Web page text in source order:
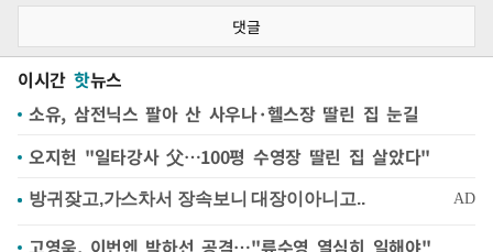
댓글
이시간 핫뉴스
소유, 삼전닉스 팔아 산 사우나·헬스장 딸린 집 눈길
오지헌 "일타강사 父…100평 수영장 딸린 집 살았다"
고영욱, 이번엔 박하선 공격…"류수영 열심히 일해야"